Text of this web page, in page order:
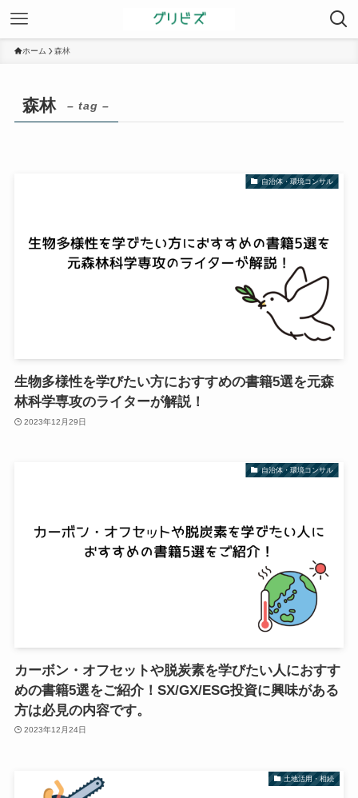
ホーム 森林
森林 – tag –
自治体・環境コンサル
生物多様性を学びたい方におすすめの書籍5選を元森
林科学専攻のライターが解説！
2023年12月29日
自治体・環境コンサル
カーボン・オフセットや脱炭素を学びたい人におすす
めの書籍5選をご紹介！SX/GX/ESG投資に興味がある
方は必見の内容です。
2023年12月24日
土地活用・相続